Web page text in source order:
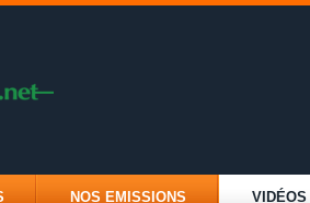
NOS EMISSIONS VIDÉOS